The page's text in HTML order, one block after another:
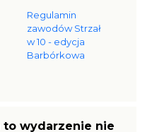
Regulamin
zawodów Strzał
w 10 - edycja
Barbórkowa
to wydarzenie nie